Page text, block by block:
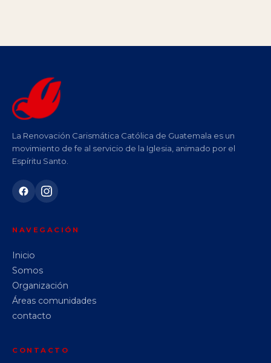
La Renovación Carismática Católica de Guatemala es un
movimiento de fe al servicio de la Iglesia, animado por el
Espíritu Santo.
NAVEGACIÓN
Inicio
Somos
Organización
Áreas comunidades
contacto
CONTACTO